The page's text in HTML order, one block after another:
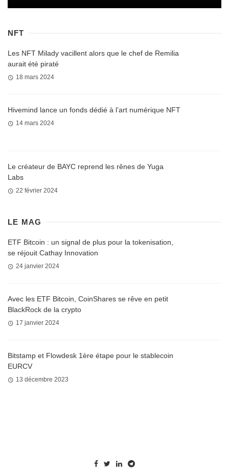
NFT
Les NFT Milady vacillent alors que le chef de Remilia
aurait été piraté
18 mars 2024
Hivemind lance un fonds dédié à l’art numérique NFT
14 mars 2024
Le créateur de BAYC reprend les rênes de Yuga
Labs
22 février 2024
LE MAG
ETF Bitcoin : un signal de plus pour la tokenisation,
se réjouit Cathay Innovation
24 janvier 2024
Avec les ETF Bitcoin, CoinShares se rêve en petit
BlackRock de la crypto
17 janvier 2024
Bitstamp et Flowdesk 1ère étape pour le stablecoin
EURCV
13 décembre 2023